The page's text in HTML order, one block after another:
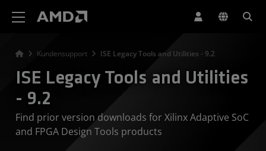
Kundensupport ISE Legacy Tools and Utilities - 9.2
ISE Legacy Tools and Utilities
- 9.2
Find prior version downloads for Xilinx Adaptive SoC
and FPGA Design Tools products